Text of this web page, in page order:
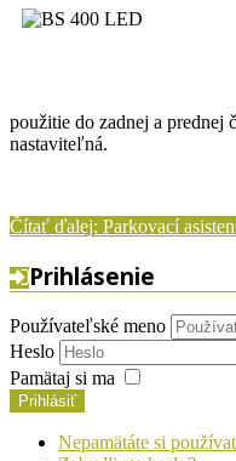
použitie do zadnej a
nastaviteľná.
Čítať ďalej: Parkovací
Prihlásenie
Používateľské meno
Heslo
Pamätaj si ma
Prihlásiť
Nepamätáte si